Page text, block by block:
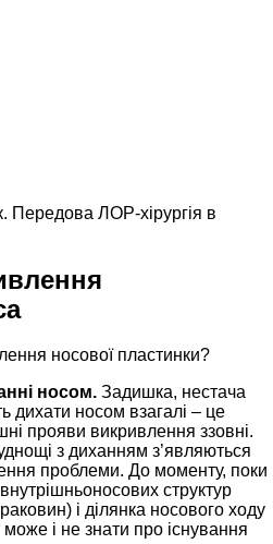
ЛОР-хірургія в
носової пластинки?
носом. Задишка, нестача
дихати носом взагалі – це
прояви викривлення ззовні.
з диханням з’являються
проблеми. До моменту, поки
структур
і ділянка носового ходу
може і не знати про існування